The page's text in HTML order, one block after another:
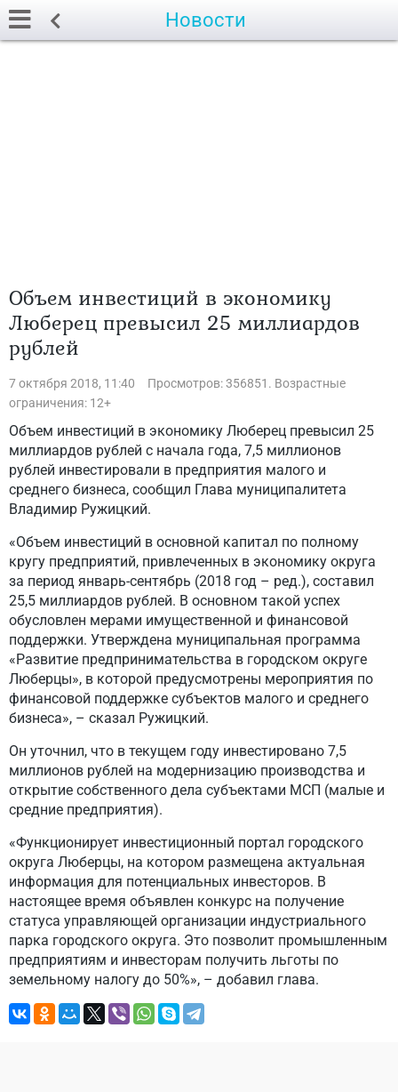
Новости
Объем инвестиций в экономику
Люберец превысил 25 миллиардов
рублей
7 октября 2018, 11:40
Просмотров: 356851. Возрастные
ограничения: 12+
Объем инвестиций в экономику Люберец превысил 25
миллиардов рублей с начала года, 7,5 миллионов
рублей инвестировали в предприятия малого и
среднего бизнеса, сообщил Глава муниципалитета
Владимир Ружицкий.
«Объем инвестиций в основной капитал по полному
кругу предприятий, привлеченных в экономику округа
за период январь-сентябрь (2018 год – ред.), составил
25,5 миллиардов рублей. В основном такой успех
обусловлен мерами имущественной и финансовой
поддержки. Утверждена муниципальная программа
«Развитие предпринимательства в городском округе
Люберцы», в которой предусмотрены мероприятия по
финансовой поддержке субъектов малого и среднего
бизнеса», – сказал Ружицкий.
Он уточнил, что в текущем году инвестировано 7,5
миллионов рублей на модернизацию производства и
открытие собственного дела субъектами МСП (малые и
средние предприятия).
«Функционирует инвестиционный портал городского
округа Люберцы, на котором размещена актуальная
информация для потенциальных инвесторов. В
настоящее время объявлен конкурс на получение
статуса управляющей организации индустриального
парка городского округа. Это позволит промышленным
предприятиям и инвесторам получить льготы по
земельному налогу до 50%», – добавил глава.